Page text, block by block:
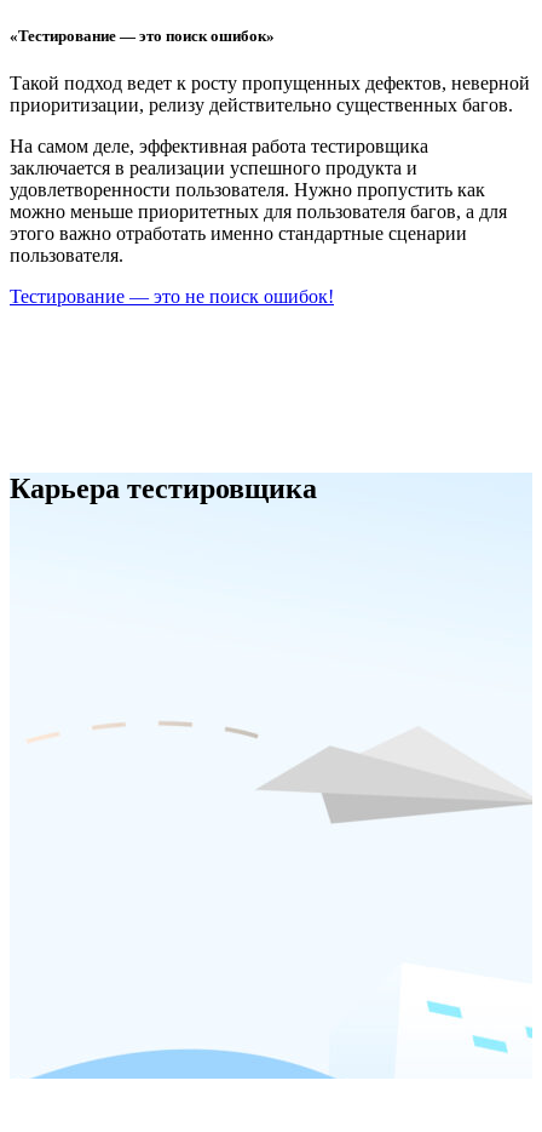
«Тестирование — это поиск ошибок»
Такой подход ведет к росту пропущенных дефектов, неверной
приоритизации, релизу действительно существенных багов.
На самом деле, эффективная работа тестировщика
заключается в реализации успешного продукта и
удовлетворенности пользователя. Нужно пропустить как
можно меньше приоритетных для пользователя багов, а для
этого важно отработать именно стандартные сценарии
пользователя.
Тестирование — это не поиск ошибок!
Карьера тестировщика